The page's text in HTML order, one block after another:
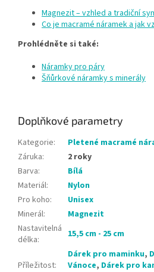
Magnezit – vzhled a tradiční
Co je macramé náramek a jak
Prohlédněte si také:
Náramky pro páry
Šňůrkové náramky s minerály
Doplňkové parametry
Kategorie:
Pletené macramé
Záruka:
2 roky
Barva:
Bílá
Materiál:
Nylon
Pro koho:
Unisex
Minerál:
Magnezit
Nastavitelná
délka: 15,5 cm - 25 cm
Příležitost:
Dárek pro maminku,
Vánoce, Dárek pro